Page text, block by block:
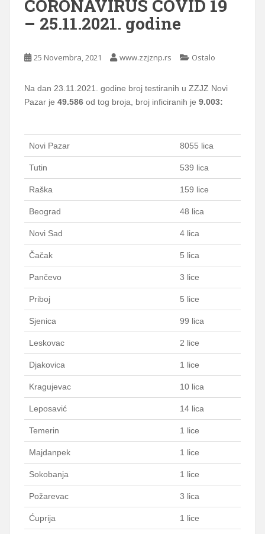
CORONAVIRUS COVID 19
– 25.11.2021. godine
25 Novembra, 2021 www.zzjznp.rs Ostalo
Na dan 23.11.2021. godine broj testiranih u ZZJZ Novi
Pazar je 49.586 od tog broja, broj inficiranih je 9.003:
Novi Pazar 8055 lica
Tutin 539 lica
Raška 159 lice
Beograd 48 lica
Novi Sad 4 lica
Čačak 5 lica
Pančevo 3 lice
Priboj 5 lice
Sjenica 99 lica
Leskovac 2 lice
Djakovica 1 lice
Kragujevac 10 lica
Leposavić 14 lica
Temerin 1 lice
Majdanpek 1 lice
Sokobanja 1 lice
Požarevac 3 lica
Ćuprija 1 lice